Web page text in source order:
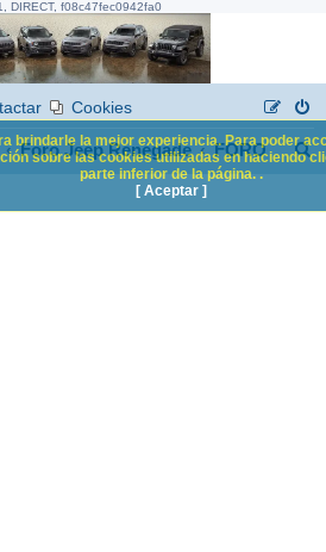
DIRECT, f08c47fec0942fa0
Cookies
Foro Jeep Renegade FORO
B
s
brindarle la mejor experiencia. Para poder
sobre las cookies utilizadas en haciendo
parte inferior de la página. .
[ Aceptar ]